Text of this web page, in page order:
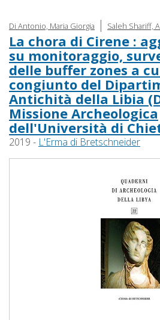
Di Antonio, Maria Giorgia | Saleh Shariff,
La chora di Cirene :
su monitoraggio,
delle buffer zones a
congiunto del
Antichità della Libia
Missione Archeologica
dell'Università di
2019 - L'Erma di Bretschneider